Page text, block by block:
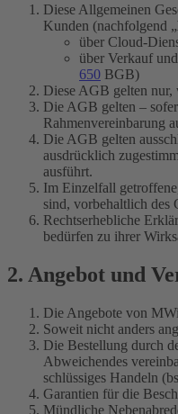
Diese Allgemeinen
Kunden (nachfolgend „
über Cloud-
über Verkauf
650 BGB)
Diese AGB gelten nur,
Die AGB gelten –
Rahmenvereinbarung
Die AGB gelten
ausdrücklich
ausführt.
Im Einzelfall
sind, vorbehaltlich des
Rechtserhebliche
bedürfen zu ihrer
2. Angebot und
Die Angebote von
Soweit nicht anders
Die Bestellung durch
Abweichendes
schlüssiges Handeln
Garantien für die
Mündliche